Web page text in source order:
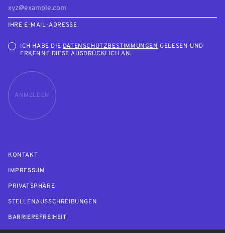
IHRE E-MAIL-ADRESSE
ICH HABE DIE DATENSCHUTZBESTIMMUNGEN GELESEN UND
ERKENNE DIESE AUSDRÜCKLICH AN.
ANMELDEN
KONTAKT
IMPRESSUM
PRIVATSPHÄRE
STELLENAUSSCHREIBUNGEN
BARRIEREFREIHEIT